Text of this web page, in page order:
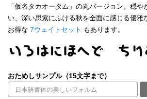
マイページ
よくあるご質問
教科書体
草書体
太さ・ウェイト
「仮名タカオータム」の丸バージョン。穏
い、深い思索にふける秋を全面に感じる優雅
お得な 7ウェイトセット もあります。
おためしサンプル（15文字まで）